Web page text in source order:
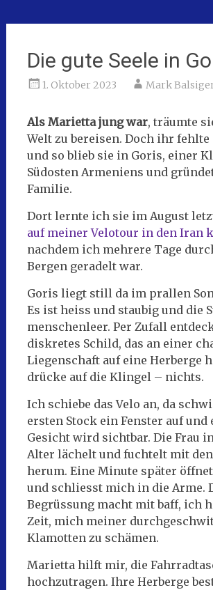
Die gute Seele in
1. Oktober 2023 Mark
Als Marietta jung war, träumte
Welt zu bereisen. Doch ihr fehlte
und so blieb sie in Goris, einer
Südosten Armeniens und
Familie.
Dort lernte ich sie im August
auf meiner Velotour in den Iran
nachdem ich mehrere Tage
Bergen geradelt war.
Goris liegt still da im prallen
Es ist heiss und staubig und die
menschenleer. Per Zufall
diskretes Schild, das an einer
Liegenschaft auf eine Herberge
drücke auf die Klingel – nichts.
Ich schiebe das Velo an, da
ersten Stock ein Fenster auf und
Gesicht wird sichtbar. Die Frau
Alter lächelt und fuchtelt mit
herum. Eine Minute später
und schliesst mich in die Arme.
Begrüssung macht mit baff, ich
Zeit, mich meiner
Klamotten zu schämen.
Marietta hilft mir, die
hochzutragen. Ihre Herberge